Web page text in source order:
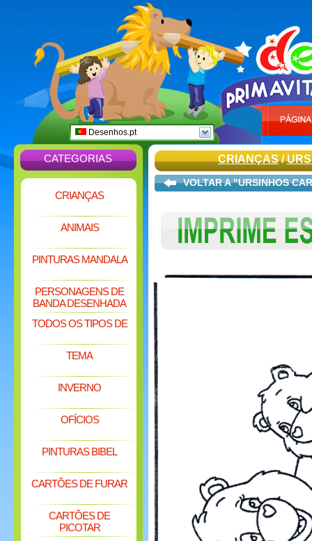
Desenhos.pt
CATEGORIAS
CRIANÇAS
ANIMAIS
PINTURAS MANDALA
PERSONAGENS DE
BANDA DESENHADA
TODOS OS TIPOS DE
TEMA
INVERNO
OFÍCIOS
PINTURAS BIBEL
CARTÕES DE FURAR
CARTÕES DE
PICOTAR
CRIANÇAS/
VOLTAR A "URSINHOS